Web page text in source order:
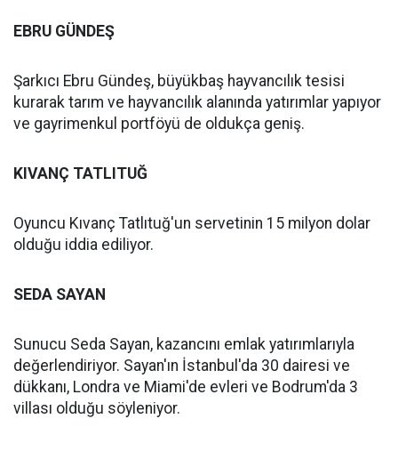
EBRU GÜNDEŞ
Şarkıcı Ebru Gündeş, büyükbaş hayvancılık tesisi
kurarak tarım ve hayvancılık alanında yatırımlar yapıyor
ve gayrimenkul portföyü de oldukça geniş.
KIVANÇ TATLITUĞ
Oyuncu Kıvanç Tatlıtuğ'un servetinin 15 milyon dolar
olduğu iddia ediliyor.
SEDA SAYAN
Sunucu Seda Sayan, kazancını emlak yatırımlarıyla
değerlendiriyor. Sayan'ın İstanbul'da 30 dairesi ve
dükkanı, Londra ve Miami'de evleri ve Bodrum'da 3
villası olduğu söyleniyor.